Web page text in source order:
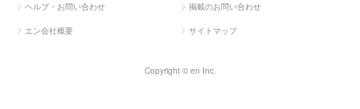
ヘルプ・お問い合わせ 掲載のお問い合わせ
エン会社概要 サイトマップ
Copyright © en Inc.